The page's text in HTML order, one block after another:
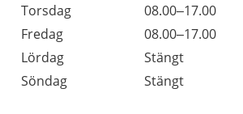
Torsdag
08.00–17.00
Fredag
08.00–17.00
Lördag
Stängt
Söndag
Stängt